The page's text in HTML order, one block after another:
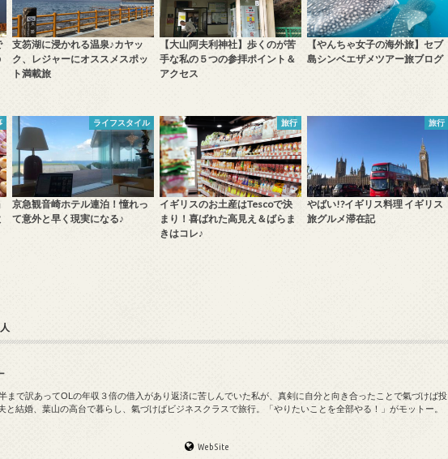
支笏湖に浸かれる温泉♪カヤッ
ク、レジャーにオススメスポッ
ト満載旅
【大山阿夫利神社】歩くのが苦
手な私の５つの参拝ポイント＆
アクセス
【やんちゃ女子の海外旅】セブ
島シンベエザメツアー旅ブログ
ライフスタイル
京急観音崎ホテル連泊！憧れっ
て意外と早く現実になる♪
旅行
イギリスのお土産はTescoで決
まり！喜ばれた高見え＆ばらま
きはコレ♪
旅行
やばい!?イギリス料理 イギリス
旅グルメ滞在記
まで訳あってOLの年収３倍の借入があり返済に苦しんでいた私が、真剣に自分と向き合ったことで氣づけば投
と結婚、葉山の高台で暮らし、氣づけばビジネスクラスで旅行。「やりたいことを全部やる！」がモットー。
WebSite